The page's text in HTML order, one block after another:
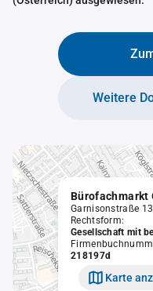
Weitere
Bürofachmarkt
Garnisonstraße
Rechtsform:
Gesellschaft mit
218197d
Karte